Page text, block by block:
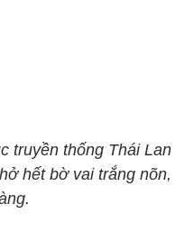
truyền thống Thái Lan
hết bờ vai trắng nõn,